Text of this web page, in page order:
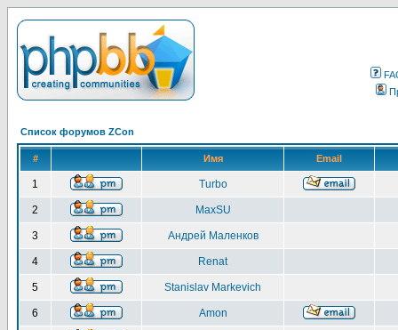
Список форумов ZCon
# Имя Email
1 Turbo
2 MaxSU
3 Андрей Маленков
4 Renat
5 Stanislav Markevich
6 Amon